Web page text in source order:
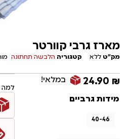
מארז גרבי קוורטר
מק"ט ללא קטגוריה הלבשה תחתונה
24.90 ₪ במלאי!
מידות גרביים
40-46
למה